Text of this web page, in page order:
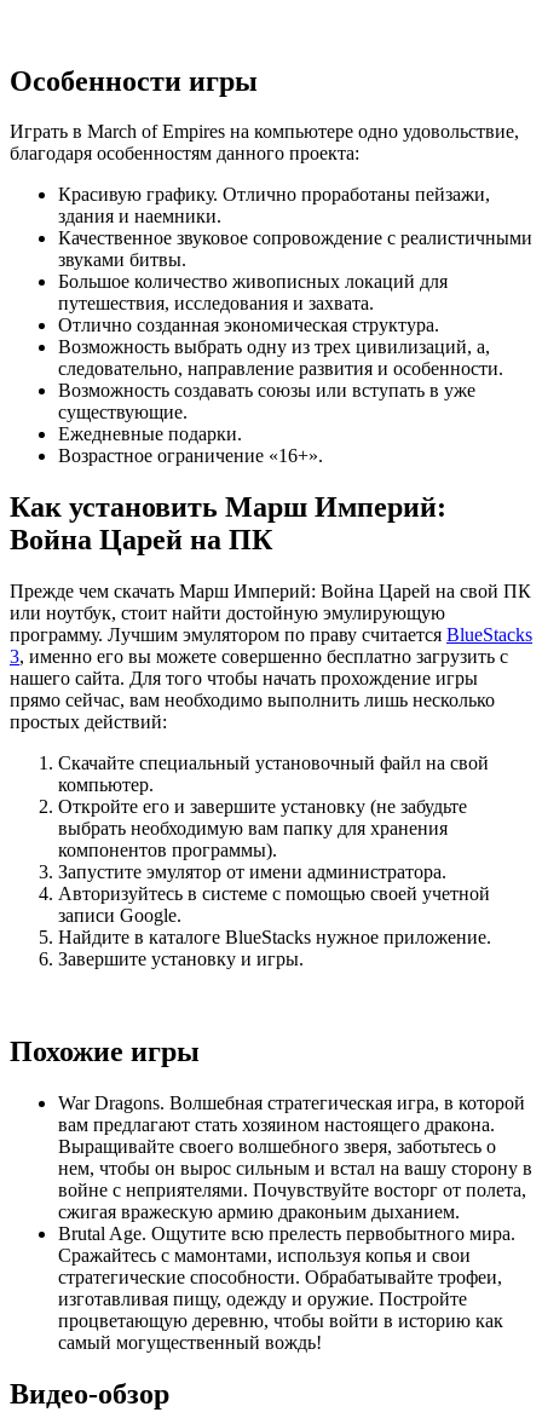
Особенности игры
Играть в March of Empires на компьютере одно удовольствие,
благодаря особенностям данного проекта:
Красивую графику. Отлично проработаны пейзажи,
здания и наемники.
Качественное звуковое сопровождение с реалистичными
звуками битвы.
Большое количество живописных локаций для
путешествия, исследования и захвата.
Отлично созданная экономическая структура.
Возможность выбрать одну из трех цивилизаций, а,
следовательно, направление развития и особенности.
Возможность создавать союзы или вступать в уже
существующие.
Ежедневные подарки.
Возрастное ограничение «16+».
Как установить Марш Империй:
Война Царей на ПК
Прежде чем скачать Марш Империй: Война Царей на свой ПК
или ноутбук, стоит найти достойную эмулирующую
программу. Лучшим эмулятором по праву считается BlueStacks
3, именно его вы можете совершенно бесплатно загрузить с
нашего сайта. Для того чтобы начать прохождение игры
прямо сейчас, вам необходимо выполнить лишь несколько
простых действий:
Скачайте специальный установочный файл на свой
компьютер.
Откройте его и завершите установку (не забудьте
выбрать необходимую вам папку для хранения
компонентов программы).
Запустите эмулятор от имени администратора.
Авторизуйтесь в системе с помощью своей учетной
записи Google.
Найдите в каталоге BlueStacks нужное приложение.
Завершите установку и игры.
Похожие игры
War Dragons. Волшебная стратегическая игра, в которой
вам предлагают стать хозяином настоящего дракона.
Выращивайте своего волшебного зверя, заботьтесь о
нем, чтобы он вырос сильным и встал на вашу сторону в
войне с неприятелями. Почувствуйте восторг от полета,
сжигая вражескую армию драконьим дыханием.
Brutal Age. Ощутите всю прелесть первобытного мира.
Сражайтесь с мамонтами, используя копья и свои
стратегические способности. Обрабатывайте трофеи,
изготавливая пищу, одежду и оружие. Постройте
процветающую деревню, чтобы войти в историю как
самый могущественный вождь!
Видео-обзор